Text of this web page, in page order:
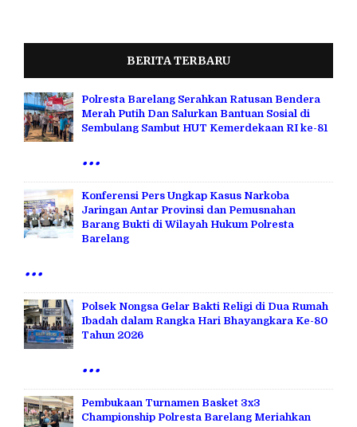
BERITA TERBARU
Polresta Barelang Serahkan Ratusan Bendera
Merah Putih Dan Salurkan Bantuan Sosial di
Sembulang Sambut HUT Kemerdekaan RI ke-81
...
Konferensi Pers Ungkap Kasus Narkoba
Jaringan Antar Provinsi dan Pemusnahan
Barang Bukti di Wilayah Hukum Polresta
Barelang
...
Polsek Nongsa Gelar Bakti Religi di Dua Rumah
Ibadah dalam Rangka Hari Bhayangkara Ke-80
Tahun 2026
...
Pembukaan Turnamen Basket 3x3
Championship Polresta Barelang Meriahkan